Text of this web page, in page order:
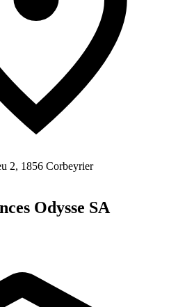
2, 1856 Corbeyrier
Odysse SA